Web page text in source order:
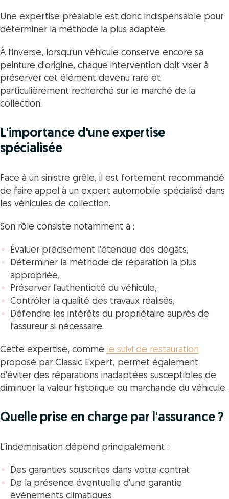
Une expertise préalable est donc indispensable pour
déterminer la méthode la plus adaptée.
À l'inverse, lorsqu'un véhicule conserve encore sa
peinture d'origine, chaque intervention doit viser à
préserver cet élément devenu rare et
particulièrement recherché sur le marché de la
collection.
L'importance d'une expertise
spécialisée
Face à un sinistre grêle, il est fortement recommandé
de faire appel à un expert automobile spécialisé dans
les véhicules de collection.
Son rôle consiste notamment à :
Évaluer précisément l'étendue des dégâts,
Déterminer la méthode de réparation la plus
appropriée,
Préserver l'authenticité du véhicule,
Contrôler la qualité des travaux réalisés,
Défendre les intérêts du propriétaire auprès de
l'assureur si nécessaire.
Cette expertise, comme le suivi de restauration
proposé par Classic Expert, permet également
d'éviter des réparations inadaptées susceptibles de
diminuer la valeur historique ou marchande du véhicule.
Quelle prise en charge par l'assurance ?
L'indemnisation dépend principalement :
Des garanties souscrites dans votre contrat
De la présence éventuelle d'une garantie
événements climatiques